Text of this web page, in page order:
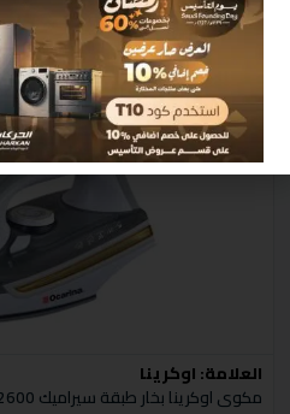
منتجات مشابهة
العلامة:اوكرينا
مكوى اوكرينا بخار طبقة سيراميك 2600وات اصفر OCRIRSTCR242